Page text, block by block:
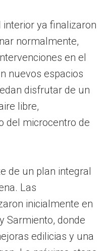
ya finalizaron
normalmente,
en el
nuevos espacios
disfrutar de un
libre,
del microcentro de
de un plan integral
Las
inicialmente en
Sarmiento, donde
edilicias y una